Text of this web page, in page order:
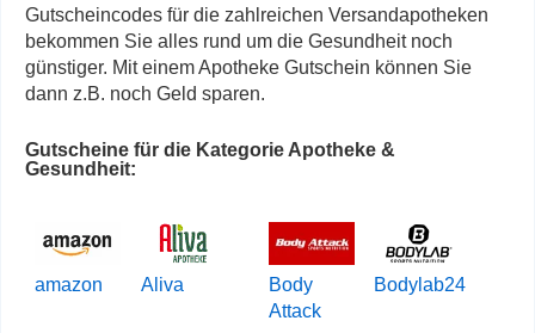
Gutscheincodes für die zahlreichen Versandapotheken
bekommen Sie alles rund um die Gesundheit noch
günstiger. Mit einem Apotheke Gutschein können Sie
dann z.B. noch Geld sparen.
Gutscheine für die Kategorie Apotheke &
Gesundheit:
amazon Aliva
Body
Attack
Bodylab24